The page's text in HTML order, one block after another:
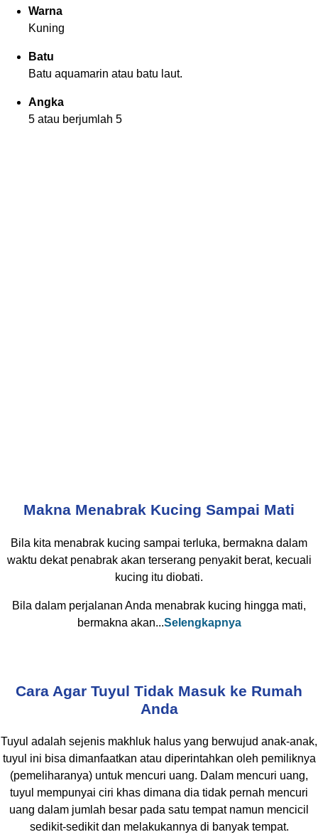
Warna
Kuning
Batu
Batu aquamarin atau batu laut.
Angka
5 atau berjumlah 5
Makna Menabrak Kucing Sampai Mati
Bila kita menabrak kucing sampai terluka, bermakna dalam
waktu dekat penabrak akan terserang penyakit berat, kecuali
kucing itu diobati.
Bila dalam perjalanan Anda menabrak kucing hingga mati,
bermakna akan...Selengkapnya
Cara Agar Tuyul Tidak Masuk ke Rumah
Anda
Tuyul adalah sejenis makhluk halus yang berwujud anak-anak,
tuyul ini bisa dimanfaatkan atau diperintahkan oleh pemiliknya
(pemeliharanya) untuk mencuri uang. Dalam mencuri uang,
tuyul mempunyai ciri khas dimana dia tidak pernah mencuri
uang dalam jumlah besar pada satu tempat namun mencicil
sedikit-sedikit dan melakukannya di banyak tempat.